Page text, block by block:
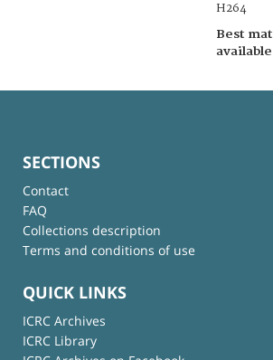
H264
Best
SECTIONS
Contact
FAQ
Collections description
Terms and conditions of use
QUICK LINKS
ICRC Archives
ICRC Library